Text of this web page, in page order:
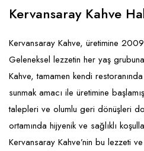
Ev Hizmetleri
Sağlık Güzellik
Turizm - Eğlence
Market FMGC - Katlı
Mobilya ve Ev Tekstili
Oyuncak ve Hediyelik
Takı
Yapı Malzemesi -
Gayrimenkul
Gıda ve Sarf Malzemeleri
Güvenlik - Temizlik
Giyim - Aksesuar
Hukuk - Marka - Patent ve
Isıtma - Soğutma ve
Kervansaray Kahve
Kervansaray Kahve, üretimine 2009
Geleneksel lezzetin her yaş
Kahve, tamamen kendi
sunmak amacı ile üretimine
talepleri ve olumlu geri dönüşleri
ortamında hijyenik ve sağlıklı
Kervansaray Kahve’nin bu lezzeti